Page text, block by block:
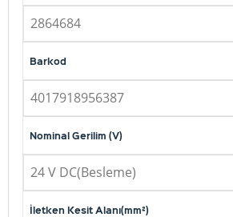
2864684
Barkod
4017918956387
Nominal Gerilim (V)
24 V DC(Besleme)
İletken Kesit Alanı(mm²)